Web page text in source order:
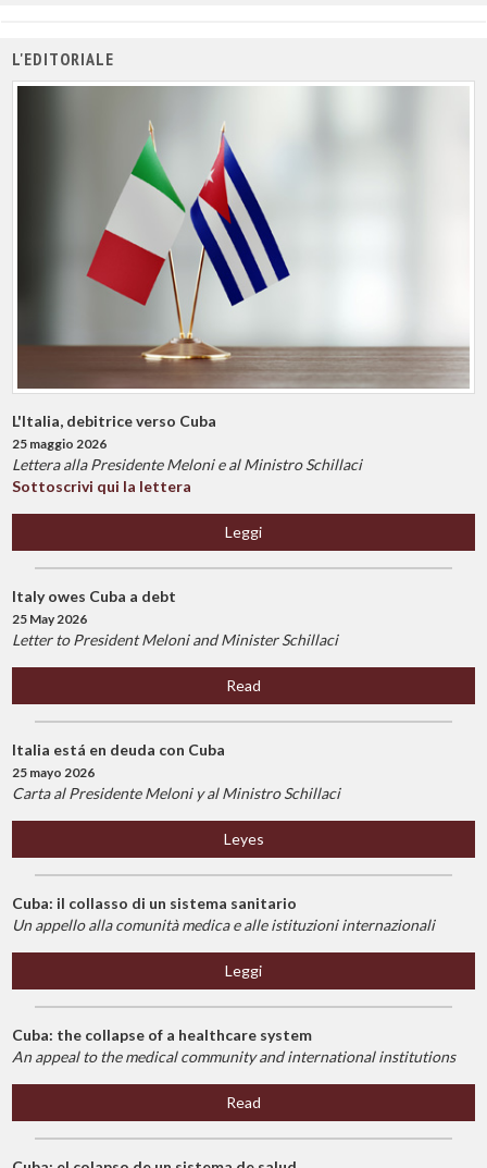
L'EDITORIALE
L'Italia, debitrice verso Cuba
25 maggio 2026
Lettera alla Presidente Meloni e al Ministro Schillaci
Sottoscrivi qui la lettera
Leggi
Italy owes Cuba a debt
25 May 2026
Letter to President Meloni and Minister Schillaci
Read
Italia está en deuda con Cuba
25 mayo 2026
Carta al Presidente Meloni y al Ministro Schillaci
Leyes
Cuba: il collasso di un sistema sanitario
Un appello alla comunità medica e alle istituzioni internazionali
Leggi
Cuba: the collapse of a healthcare system
An appeal to the medical community and international institutions
Read